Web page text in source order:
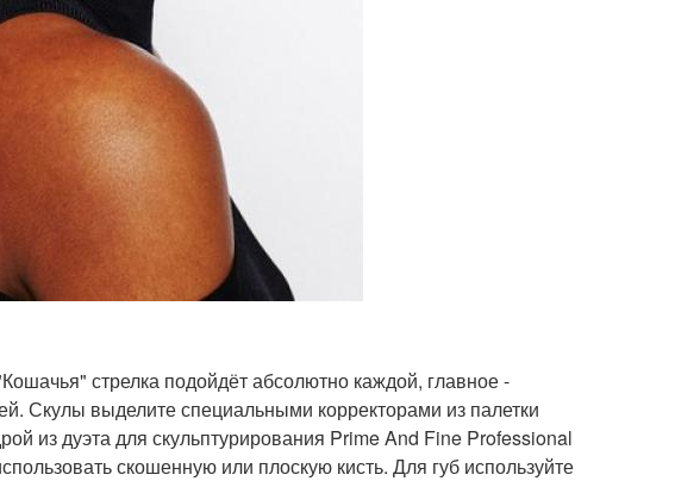
стрелка подойдёт абсолютно каждой, главное -
Скулы выделите специальными корректорами из палетки
из дуэта для скульптурирования Prime And Fine Professional
скошенную или плоскую кисть. Для губ используйте